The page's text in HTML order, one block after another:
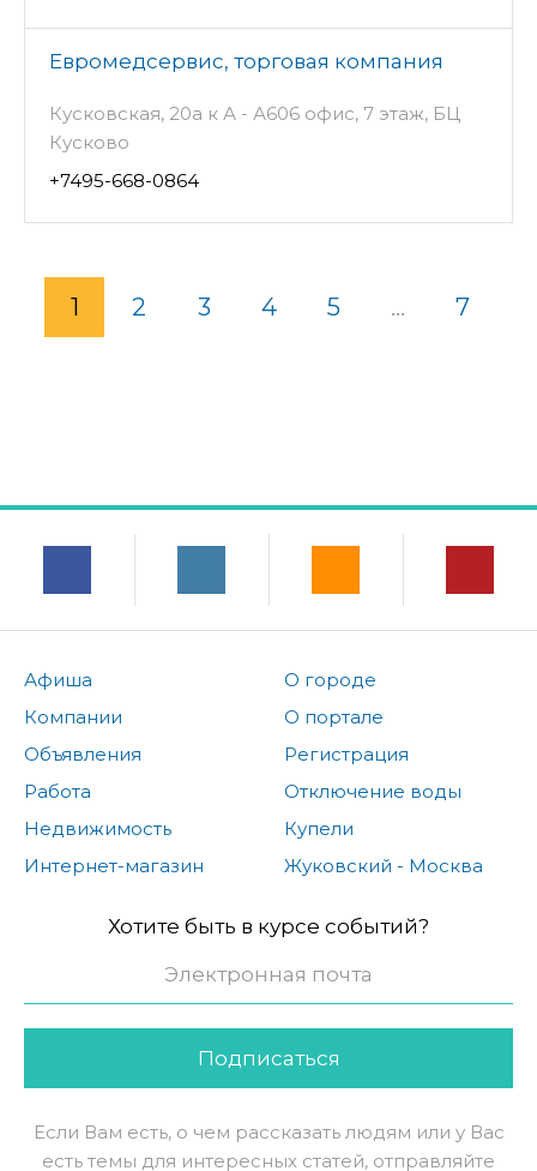
Евромедсервис, торговая компания
Кусковская, 20а к А - А606 офис, 7 этаж, БЦ
Кусково
+7495-668-0864
1 2 3 4 5 ... 7
Афиша
Компании
Объявления
Работа
Недвижимость
Интернет-магазин
О городе
О портале
Регистрация
Отключение воды
Купели
Жуковский - Москва
Хотите быть в курсе событий?
Подписаться
Если Вам есть, о чем рассказать людям или у Вас
есть темы для интересных статей, отправляйте